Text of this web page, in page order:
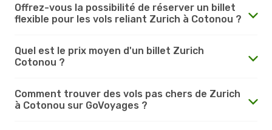
Offrez-vous la possibilité de réserver un billet
flexible pour les vols reliant Zurich à Cotonou ?
Quel est le prix moyen d'un billet Zurich
Cotonou ?
Comment trouver des vols pas chers de Zurich
à Cotonou sur GoVoyages ?